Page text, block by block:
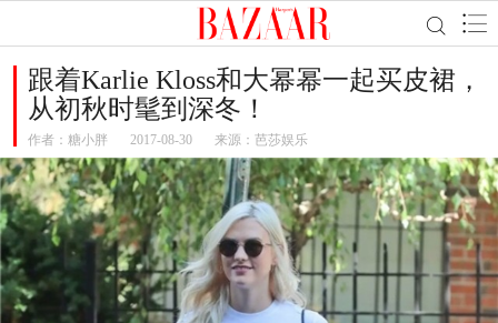
跟着Karlie Kloss和大幂幂一起买皮裙，
从初秋时髦到深冬！
作者： 糖小胖 2017-08-30 来源：芭莎娱乐